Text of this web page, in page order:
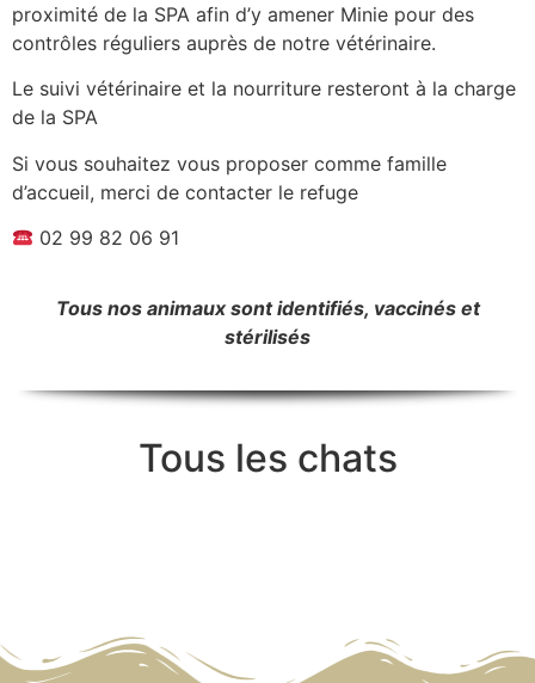
proximité de la SPA afin d’y amener Minie pour des
contrôles réguliers auprès de notre vétérinaire.
Le suivi vétérinaire et la nourriture resteront à la charge
de la SPA
Si vous souhaitez vous proposer comme famille
d’accueil, merci de contacter le refuge
02 99 82 06 91
Tous nos animaux sont identifiés, vaccinés et
stérilisés
Tous les chats